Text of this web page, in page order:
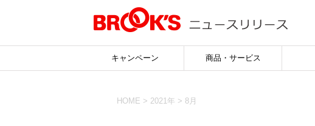
キャンペーン 商品・サービス
HOME > 2021年 > 8月